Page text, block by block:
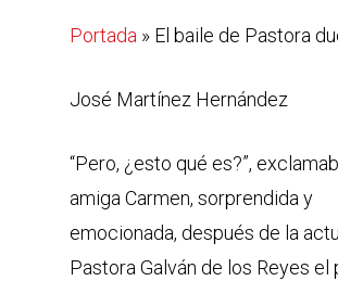
Portada » El baile de Pastora
José Martínez Hernández
“Pero, ¿esto qué es?”,
amiga Carmen, sorprendida y
emocionada, después de la
Pastora Galván de los Reyes el